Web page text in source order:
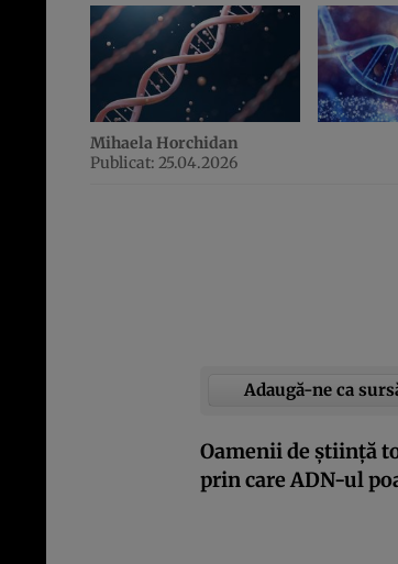
Mihaela Horchidan
Publicat: 25.04.2026
Adaugă-ne ca
Oamenii de știință
prin care ADN-ul